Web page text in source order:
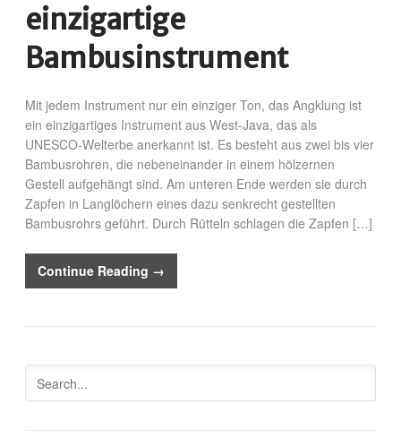
einzigartige
Bambusinstrument
Mit jedem Instrument nur ein einziger Ton, das Angklung ist
ein einzigartiges Instrument aus West-Java, das als
UNESCO-Welterbe anerkannt ist. Es besteht aus zwei bis vier
Bambusrohren, die nebeneinander in einem hölzernen
Gestell aufgehängt sind. Am unteren Ende werden sie durch
Zapfen in Langlöchern eines dazu senkrecht gestellten
Bambusrohrs geführt. Durch Rütteln schlagen die Zapfen […]
Continue Reading →